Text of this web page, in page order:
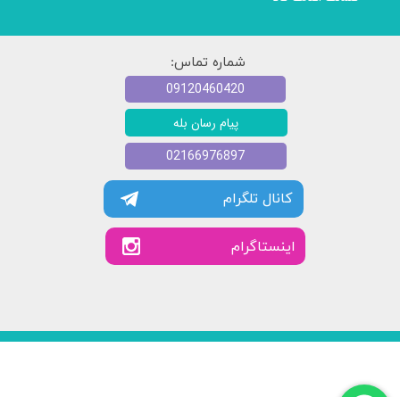
شماره تماس:
کانال تلگرام
​​اینستاگرام
پیام رسان بله
09120460420
02166976897